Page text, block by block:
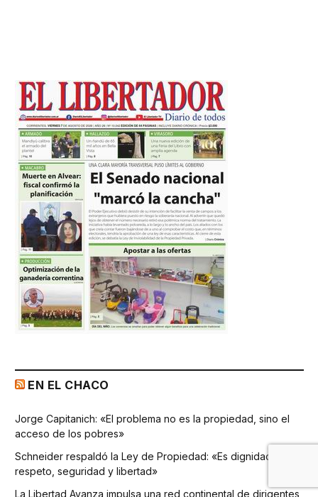
EN EL CHACO
Jorge Capitanich: «El problema no es la propiedad, sino el
acceso de los pobres»
Schneider respaldó la Ley de Propiedad: «Es dignidad,
respeto, seguridad y libertad»
La Libertad Avanza impulsa una red continental de dirigentes